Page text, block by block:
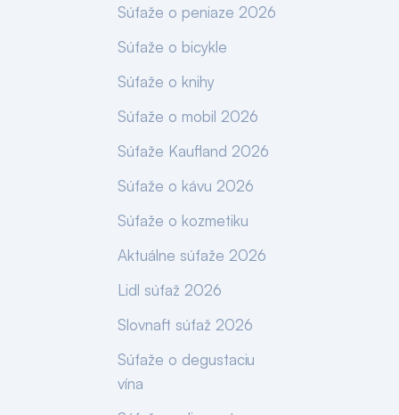
Súťaže o peniaze 2026
Súťaže o bicykle
Súťaže o knihy
Súťaže o mobil 2026
Súťaže Kaufland 2026
Súťaže o kávu 2026
Súťaže o kozmetiku
Aktuálne súťaže 2026
Lidl súťaž 2026
Slovnaft súťaž 2026
Súťaže o degustaciu
vína